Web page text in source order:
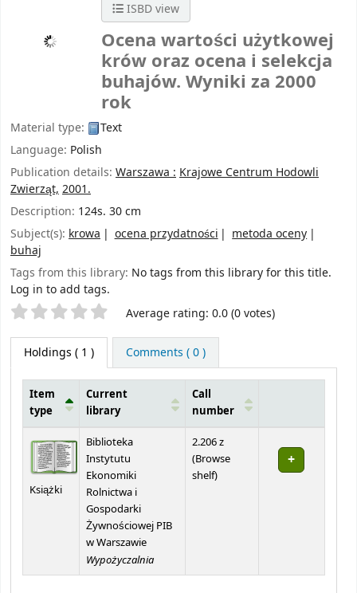
ISBD view
Ocena wartości użytkowej
krów oraz ocena i selekcja
buhajów. Wyniki za 2000
rok
Material type:
Text
Language: Polish
Publication details: Warszawa : Krajowe Centrum Hodowli
Zwierząt, 2001.
Description: 124s. 30 cm
Subject(s): krowa ocena przydatności
metoda oceny
buhaj
Tags from this library: No tags from this library for this title.
Log in to add tags.
Star ratings Average rating: 0.0 (0 votes)
Holdings ( 1 ) Comments ( 0 )
Item
type
Current
library
Call
number
Książki
Biblioteka
Instytutu
Ekonomiki
Rolnictwa i
Gospodarki
Żywnościowej PIB
w Warszawie
Wypożyczalnia
2.206 z
(Browse
shelf(Opens below)
)